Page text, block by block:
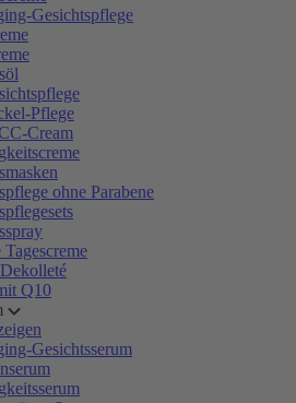
Gesichtspflege
Pflege
Cream
ohne Parabene
Q10
Gesichtsserum